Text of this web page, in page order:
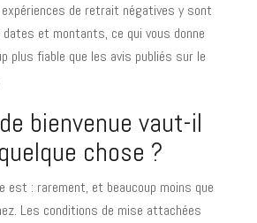
de retrait négatives y sont
dates et montants, ce qui vous donne
plus fiable que les avis publiés sur le
bienvenue vaut-il
chose ?
est : rarement, et beaucoup moins que
Les conditions de mise attachées